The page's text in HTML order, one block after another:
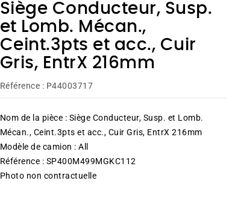
Siège Conducteur, Susp.
et Lomb. Mécan.,
Ceint.3pts et acc., Cuir
Gris, EntrX 216mm
Référence : P44003717
Nom de la pièce : Siège Conducteur, Susp. et Lomb.
Mécan., Ceint.3pts et acc., Cuir Gris, EntrX 216mm
Modèle de camion : All
Référence : SP400M499MGKC112
Photo non contractuelle